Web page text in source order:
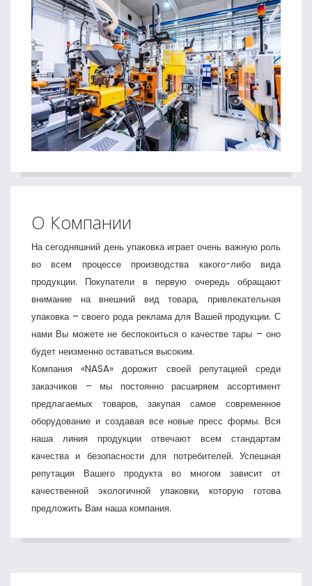
О Компании
На сегодняшний день упаковка играет очень важную роль
во всем процессе производства какого-либо вида
продукции. Покупатели в первую очередь обращают
внимание на внешний вид товара, привлекательная
упаковка – своего рода реклама для Вашей продукции. С
нами Вы можете не беспокоиться о качестве тары – оно
будет неизменно оставаться высоким.
Компания «NASA» дорожит своей репутацией среди
заказчиков – мы постоянно расширяем ассортимент
предлагаемых товаров, закупая самое современное
оборудование и создавая все новые пресс формы. Вся
наша линия продукции отвечают всем стандартам
качества и безопасности для потребителей. Успешная
репутация Вашего продукта во многом зависит от
качественной экологичной упаковки, которую готова
предложить Вам наша компания.